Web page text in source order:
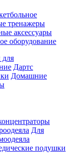
тренажеры
аксессуары
оборудование
для
Дартс
Домашние
Для
подушки